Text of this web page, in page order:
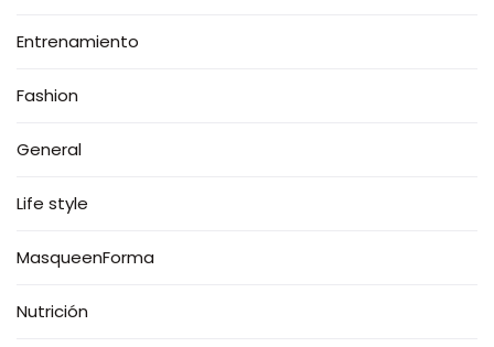
Entrenamiento
Fashion
General
Life style
MasqueenForma
Nutrición